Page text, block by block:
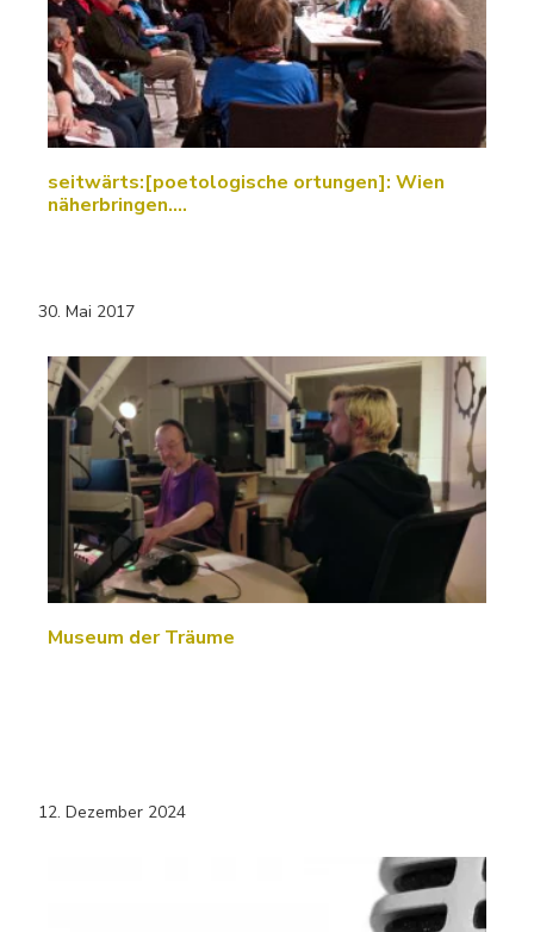
seitwärts:[poetologische ortungen]: Wien
näherbringen....
30. Mai 2017
Museum der Träume
12. Dezember 2024